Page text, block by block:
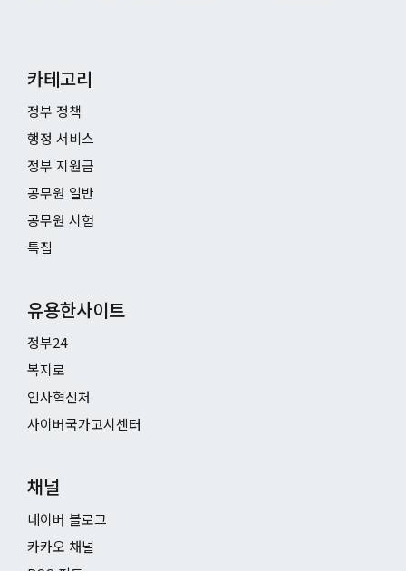
카테고리
정부 정책
행정 서비스
정부 지원금
공무원 일반
공무원 시험
특집
유용한사이트
정부24
복지로
인사혁신처
사이버국가고시센터
채널
네이버 블로그
카카오 채널